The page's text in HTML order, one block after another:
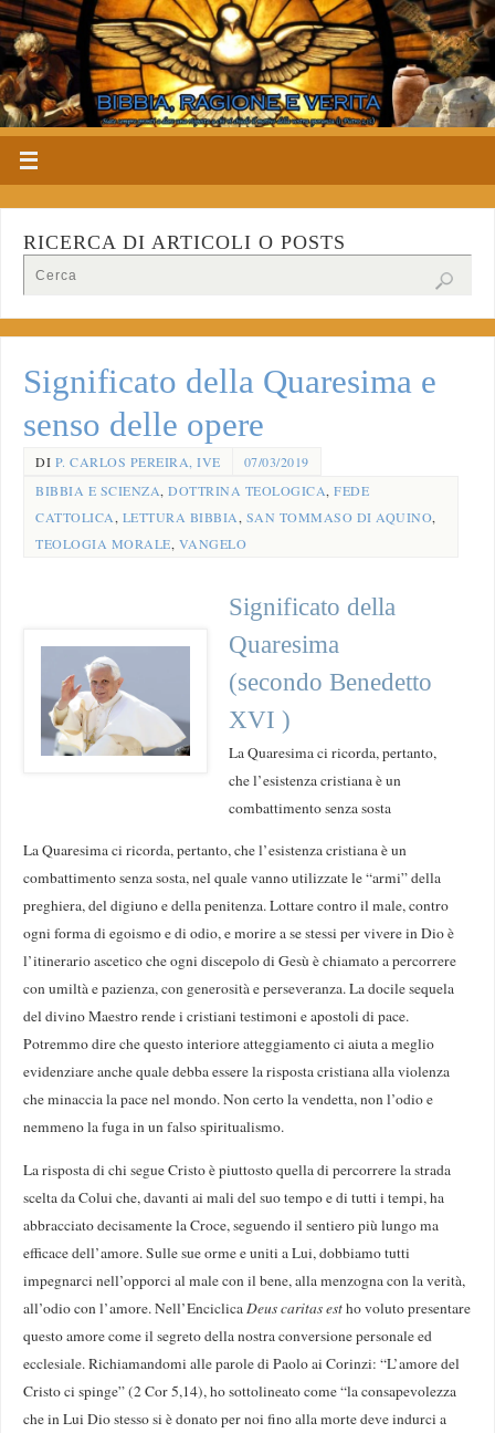
RICERCA DI ARTICOLI O POSTS
Significato della Quaresima e
senso delle opere
DI P. CARLOS PEREIRA, IVE
07/03/2019
BIBBIA E SCIENZA,DOTTRINA TEOLOGICA,FEDE
CATTOLICA, LETTURA BIBBIA, SAN TOMMASO DI AQUINO,
TEOLOGIA MORALE, VANGELO
Significato della
Quaresima
(secondo Benedetto
XVI )
La Quaresima ci ricorda, pertanto,
che l’esistenza cristiana è un
combattimento senza sosta
La Quaresima ci ricorda, pertanto, che l’esistenza cristiana è un
combattimento senza sosta, nel quale vanno utilizzate le “armi” della
preghiera, del digiuno e della penitenza. Lottare contro il male, contro
ogni forma di egoismo e di odio, e morire a se stessi per vivere in Dio è
l’itinerario ascetico che ogni discepolo di Gesù è chiamato a percorrere
con umiltà e pazienza, con generosità e perseveranza. La docile sequela
del divino Maestro rende i cristiani testimoni e apostoli di pace.
Potremmo dire che questo interiore atteggiamento ci aiuta a meglio
evidenziare anche quale debba essere la risposta cristiana alla violenza
che minaccia la pace nel mondo. Non certo la vendetta, non l’odio e
nemmeno la fuga in un falso spiritualismo.
La risposta di chi segue Cristo è piuttosto quella di percorrere la strada
scelta da Colui che, davanti ai mali del suo tempo e di tutti i tempi, ha
abbracciato decisamente la Croce, seguendo il sentiero più lungo ma
efficace dell’amore. Sulle sue orme e uniti a Lui, dobbiamo tutti
impegnarci nell’opporci al male con il bene, alla menzogna con la verità,
all’odio con l’amore. Nell’Enciclica Deus caritas estho voluto presentare
questo amore come il segreto della nostra conversione personale ed
ecclesiale. Richiamandomi alle parole di Paolo ai Corinzi: “L’amore del
Cristo ci spinge” (2 Cor 5,14), ho sottolineato come “la consapevolezza
che in Lui Dio stesso si è donato per noi fino alla morte deve indurci a